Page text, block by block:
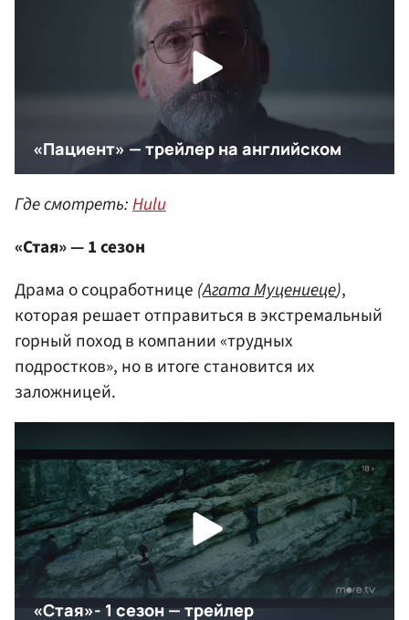
Где смотреть:Hulu
«Стая» — 1 сезон
Драма о соцработнице (Агата Муцениеце),
которая решает отправиться в экстремальный
горный поход в компании «трудных
подростков», но в итоге становится их
заложницей.